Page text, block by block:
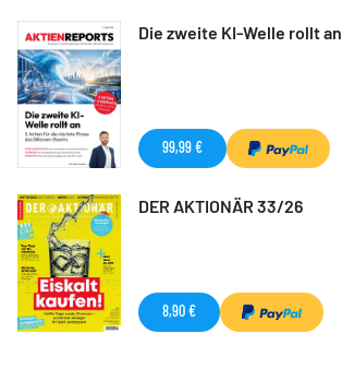
Die zweite KI-Welle rollt an
99,99 €
DER AKTIONÄR 33/26
8,90 €